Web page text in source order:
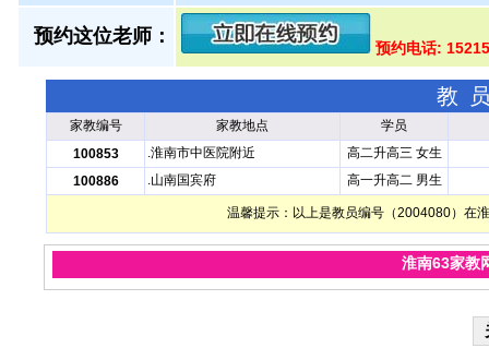
预约这位老师：
预约电话:
教
家教编号 家教地点
学员
100853
.淮南市中医院附近
高二升高三 女生
100886
.山南国宾府 高一升高二 男生
温馨提示：以上是教员编号（2004080）在
淮南63家教